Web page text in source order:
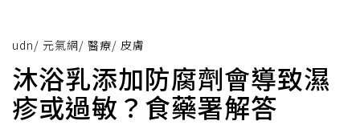
udn/ 元氣網/ 醫療/ 皮膚
沐浴乳添加防腐劑會導致濕
疹或過敏？食藥署解答